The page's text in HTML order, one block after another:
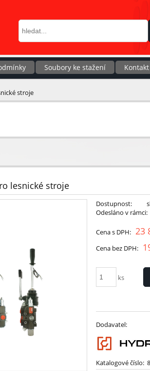
Soubory ke stažení Kontakt
stroje
lesnické stroje
Dostupnost:
Odesláno v rámci:
Cena s DPH: 23
Cena bez DPH:
ks
Dodavatel:
Katalogové číslo: